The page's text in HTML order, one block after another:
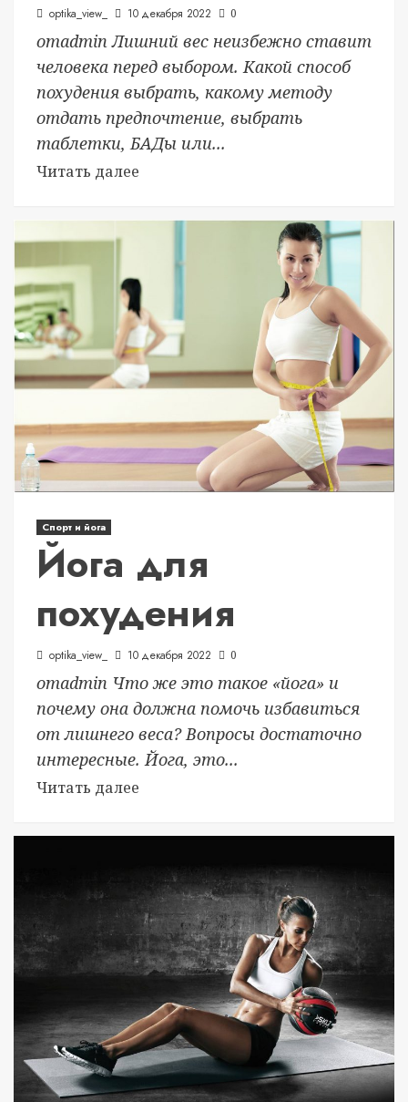
optika_view_ 10 декабря 2022 0
отadmin Лишний вес неизбежно ставит
человека перед выбором. Какой способ
похудения выбрать, какому методу
отдать предпочтение, выбрать
таблетки, БАДы или...
Читать далее
Спорт и йога
Йога для
похудения
optika_view_ 10 декабря 2022 0
отadmin Что же это такое «йога» и
почему она должна помочь избавиться
от лишнего веса? Вопросы достаточно
интересные. Йога, это...
Читать далее